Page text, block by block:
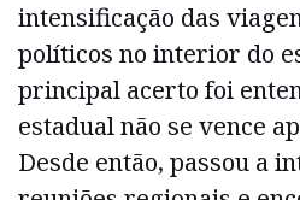
intensificação das
políticos no interior do
principal acerto foi
estadual não se vence
Desde então, passou a